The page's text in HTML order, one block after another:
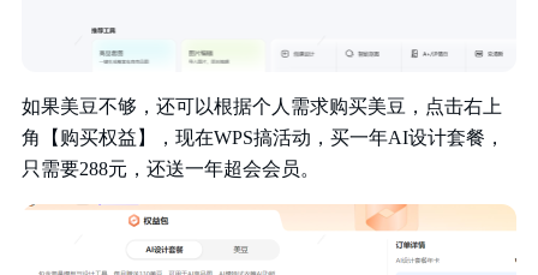
如果美豆不够，还可以根据个人需求购买美豆，点击右上
角【购买权益】，现在WPS搞活动，买一年AI设计套餐，
只需要288元，还送一年超会会员。